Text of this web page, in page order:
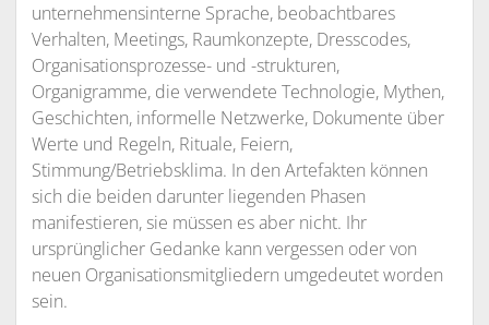
unternehmensinterne Sprache, beobachtbares
Verhalten, Meetings, Raumkonzepte, Dresscodes,
Organisationsprozesse- und -strukturen,
Organigramme, die verwendete Technologie, Mythen,
Geschichten, informelle Netzwerke, Dokumente über
Werte und Regeln, Rituale, Feiern,
Stimmung/Betriebsklima. In den Artefakten können
sich die beiden darunter liegenden Phasen
manifestieren, sie müssen es aber nicht. Ihr
ursprünglicher Gedanke kann vergessen oder von
neuen Organisationsmitgliedern umgedeutet worden
sein.